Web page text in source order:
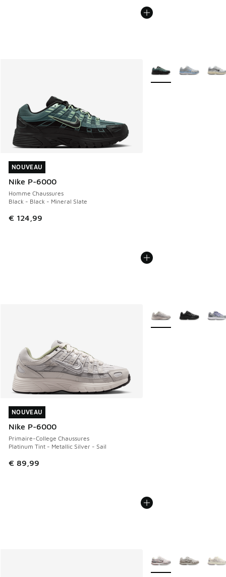
NOUVEAU
Nike P-6000
Homme Chaussures
Black - Black - Mineral Slate
€ 124,99
NOUVEAU
Plus de couleurs
NOUVEAU
Nike P-6000
Primaire-College Chaussures
Platinum Tint - Metallic Silver - Sail
€ 89,99
NOUVEAU
Plus de couleurs
Plus de couleurs